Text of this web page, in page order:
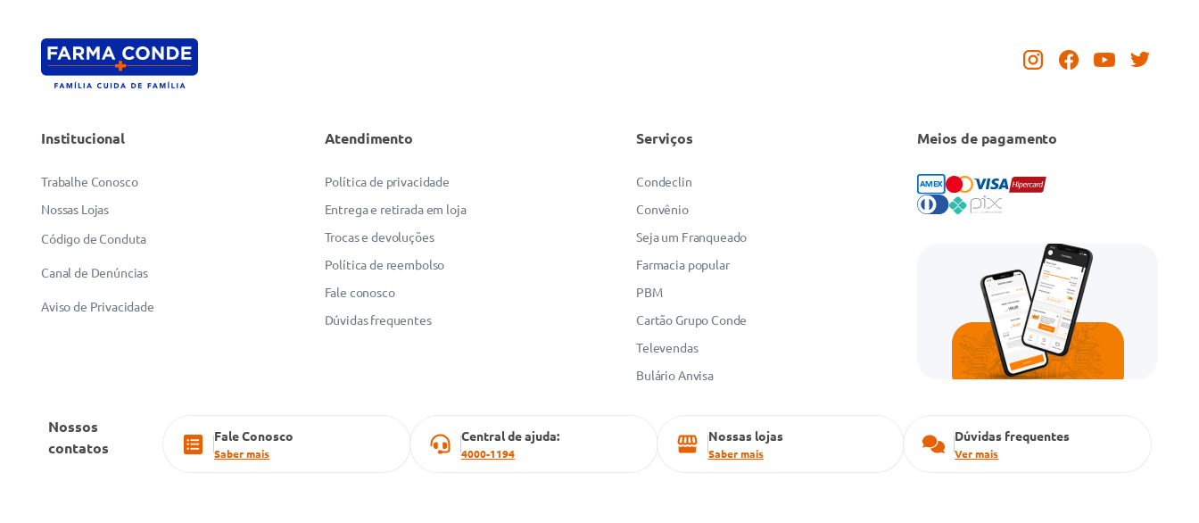
Institucional
Trabalhe Conosco
Nossas Lojas
Código de Conduta
Canal de Denúncias
Aviso de Privacidade
Atendimento
Política de privacidade
Entrega e retirada em loja
Trocas e devoluções
Política de reembolso
Fale conosco
Dúvidas frequentes
Serviços
Condeclin
Convênio
Seja um Franqueado
Farmacia popular
PBM
Cartão Grupo Conde
Televendas
Bulário Anvisa
Meios de pagamento
Nossos
contatos
Fale Conosco
Saber mais
Central de ajuda:
4000-1194
Nossas lojas
Saber mais
Dúvidas frequentes
Ver mais